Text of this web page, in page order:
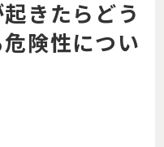
きたらどう
険性につい